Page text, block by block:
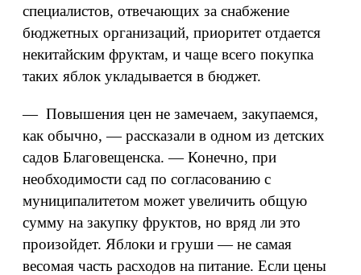
специалистов, отвечающих за снабжение
бюджетных организаций, приоритет отдается
некитайским фруктам, и чаще всего покупка
таких яблок укладывается в бюджет.
— Повышения цен не замечаем, закупаемся,
как обычно, — рассказали в одном из детских
садов Благовещенска. — Конечно, при
необходимости сад по согласованию с
муниципалитетом может увеличить общую
сумму на закупку фруктов, но вряд ли это
произойдет. Яблоки и груши — не самая
весомая часть расходов на питание. Если цены